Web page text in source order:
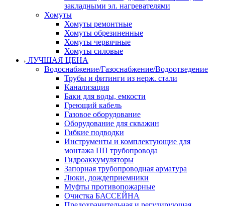
закладными эл. нагревателями
Хомуты
Хомуты ремонтные
Хомуты обрезиненные
Хомуты червячные
Хомуты силовые
ЛУЧШАЯ ЦЕНА
Водоснабжение/Газоснабжение/Водоотведение
Трубы и фитинги из нерж. стали
Канализация
Баки для воды, емкости
Греющий кабель
Газовое оборудование
Оборудование для скважин
Гибкие подводки
Инструменты и комплектующие для
монтажа ПП трубопровода
Гидроаккумуляторы
Запорная трубопроводная арматура
Люки, дождеприемники
Муфты противопожарные
Очистка БАССЕЙНА